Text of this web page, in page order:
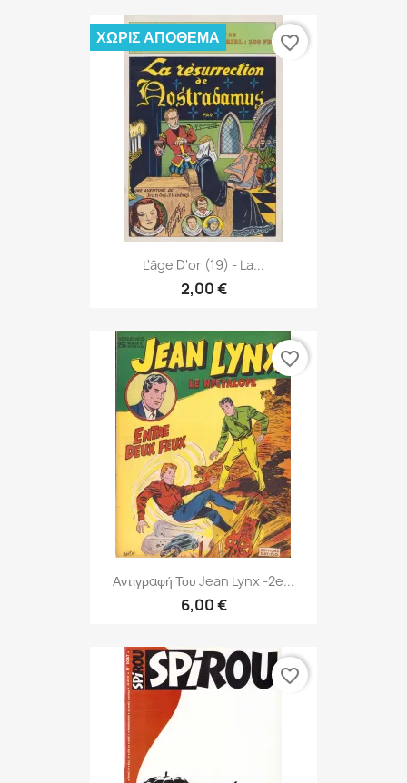
L'âge D'or (19) - La...
2,00 €
ΧΩΡΊΣ ΑΠΌΘΕΜΑ favorite_border
Αντιγραφή Του Jean Lynx -2e...
6,00 €
favorite_border
favorite_border